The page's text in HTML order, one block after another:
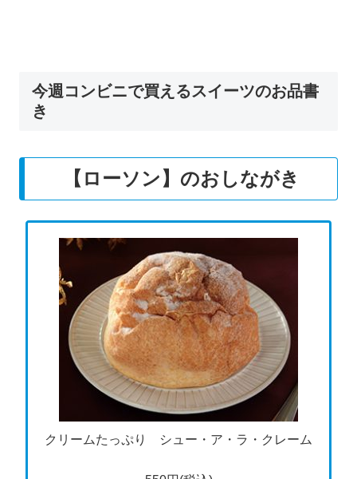
今週コンビニで買えるスイーツのお品書
き
【ローソン】のおしながき
クリームたっぷり シュー・ア・ラ・クレーム